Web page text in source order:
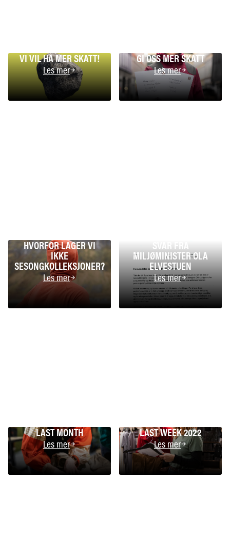
VI VIL HA MER SKATT!
Les mer
GI OSS MER SKATT
Les mer
HVORFOR LAGER VI
IKKE
SESONGKOLLEKSJONER?
Les mer
SVAR FRA
MILJØMINISTER OLA
ELVESTUEN
Les mer
LAST MONTH
Les mer
LAST WEEK 2022
Les mer